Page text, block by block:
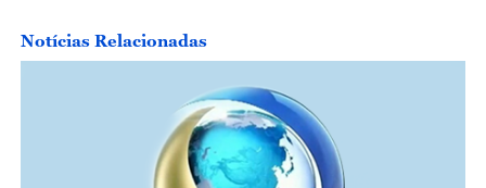
Notícias Relacionadas